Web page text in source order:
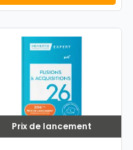
Prix de lancement